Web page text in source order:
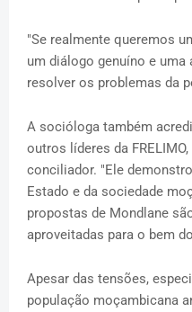
"Se realmente queremos
um diálogo genuíno e uma
resolver os problemas da
A socióloga também
outros líderes da
conciliador. "Ele
Estado e da sociedade
propostas de Mondlane
aproveitadas para o bem
Apesar das tensões,
população moçambicana